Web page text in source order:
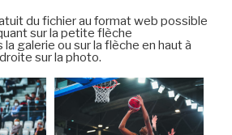
du fichier au format web possible
sur la petite flèche
la galerie ou sur la flèche en haut à
droite sur la photo.